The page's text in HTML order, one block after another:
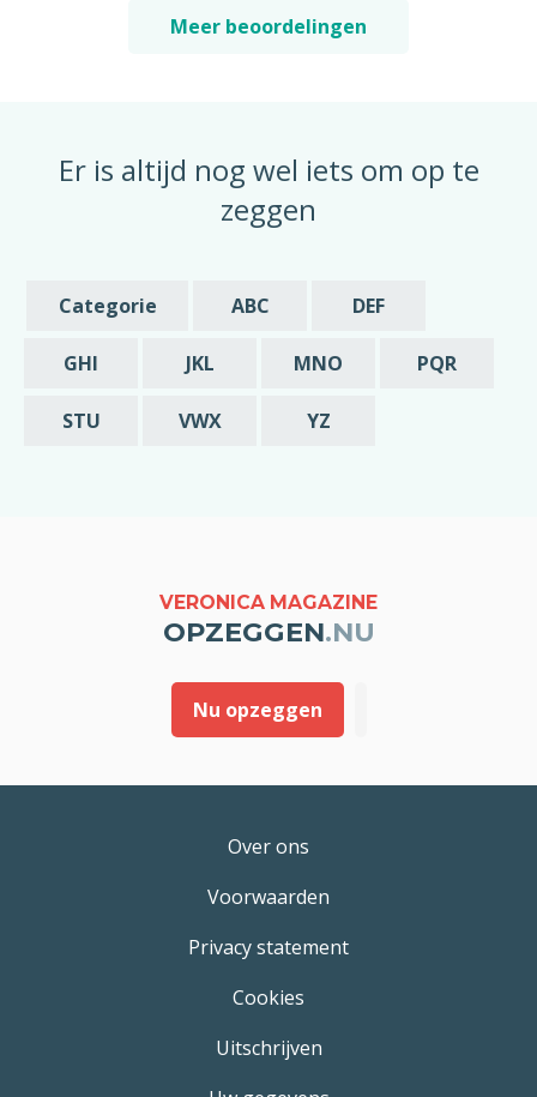
Meer beoordelingen
Er is altijd nog wel iets om op te
zeggen
Categorie ABC DEF
GHI JKL MNO PQR
STU VWX YZ
VERONICA MAGAZINE
OPZEGGEN.NU
Nu opzeggen
Over ons
Voorwaarden
Privacy statement
Cookies
Uitschrijven